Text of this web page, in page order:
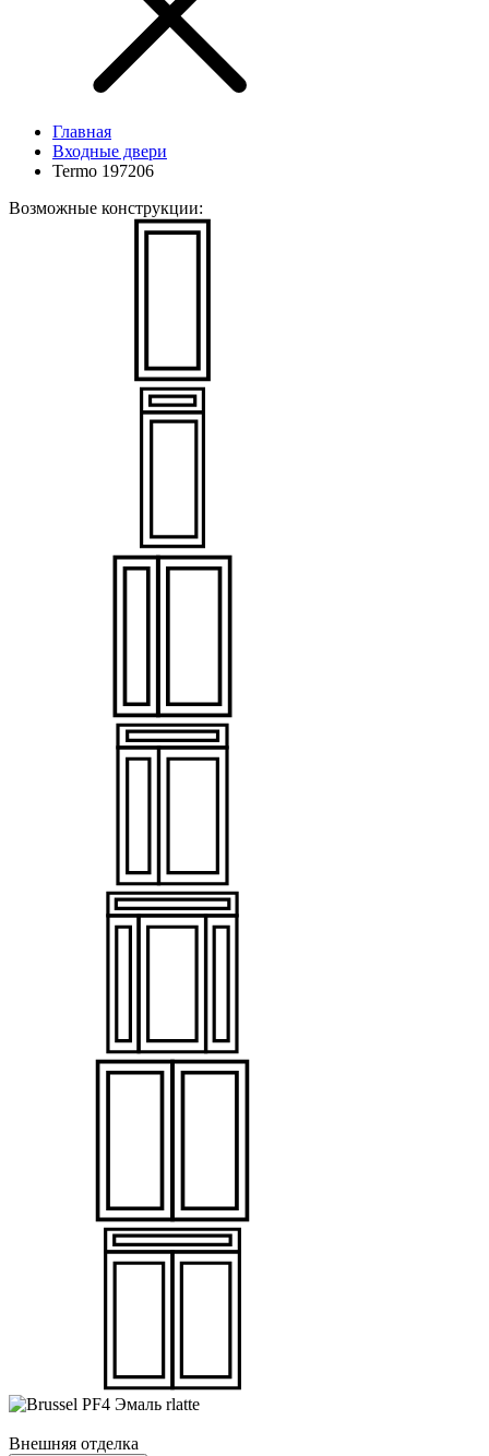
Главная
Входные двери
Termo 197206
Возможные конструкции:
Внешняя отделка